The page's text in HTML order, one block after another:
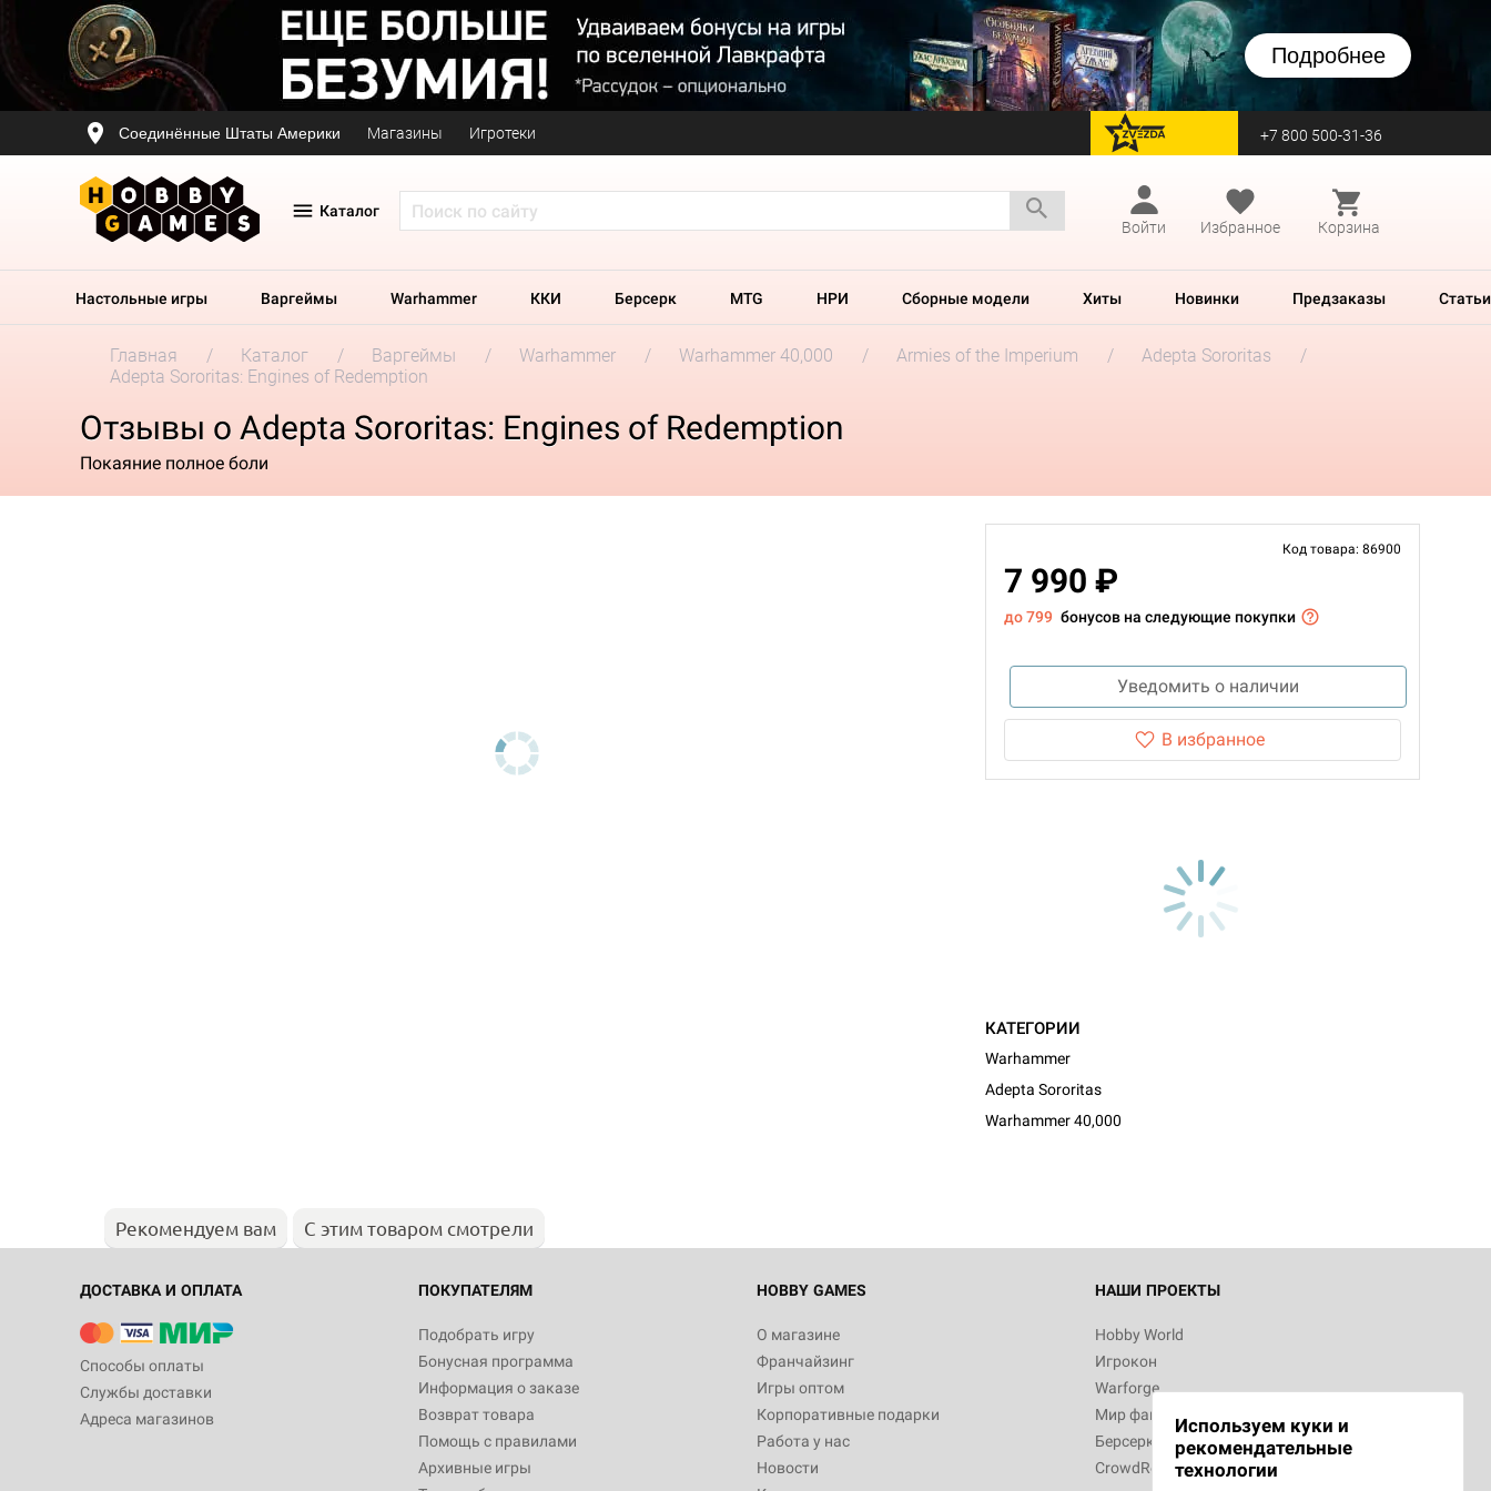
Подробнее
Соединённые Штаты Америки Магазины Игротеки перейти на Zvezda +7 800 500-31-36
Каталог
Войти
Избранное Корзина
Настольные игры Варгеймы Warhammer ККИ Берсерк MTG НРИ Сборные модели Хиты Новинки Предзаказы Статьи
Главная Каталог Варгеймы Warhammer Warhammer 40,000 Armies of the Imperium
Adepta Sororitas
Adepta Sororitas: Engines of Redemption
Отзывы о Adepta Sororitas: Engines of Redemption
Покаяние полное боли
Код товара: 86900
7 990 ₽
до 799 бонусов на следующие покупки
Уведомить о наличии
В избранное
КАТЕГОРИИ
Warhammer
Adepta Sororitas
Warhammer 40,000
Рекомендуем вам С этим товаром смотрели
ДОСТАВКА И ОПЛАТА
Способы оплаты
Службы доставки
Адреса магазинов
ПОКУПАТЕЛЯМ
Подобрать игру
Бонусная программа
Информация о заказе
Возврат товара
Помощь с правилами
Архивные игры
HOBBY GAMES
О магазине
Франчайзинг
Игры оптом
Корпоративные подарки
Работа у нас
Новости
НАШИ ПРОЕКТЫ
Hobby World
Игрокон
Warforge
Мир фантастики
Берсерк
CrowdRepublic
Используем куки и
рекомендательные
технологии